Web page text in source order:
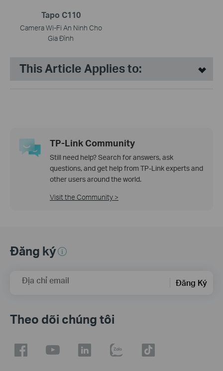
Tapo C110
Camera Wi-Fi An Ninh Cho
Gia Đình
This Article Applies to:
TP-Link Community
Still need help? Search for answers, ask
questions, and get help from TP-Link experts and
other users around the world.
Visit the Community >
Đăng ký
Địa chỉ email Đăng Ký
Theo dõi chúng tôi